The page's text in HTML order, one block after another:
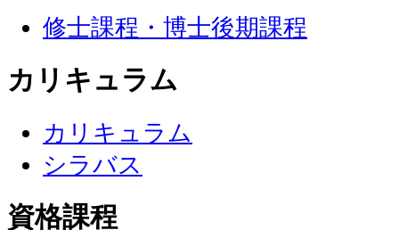
修士課程・博士後期課程
カリキュラム
カリキュラム
シラバス
資格課程